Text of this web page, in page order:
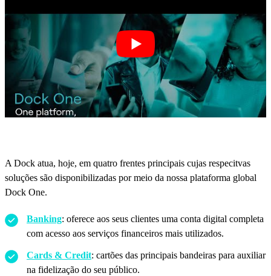
A Dock atua, hoje, em quatro frentes principais cujas respecitvas
soluções são disponibilizadas por meio da nossa plataforma global
Dock One.
Banking: oferece aos seus clientes uma conta digital completa
com acesso aos serviços financeiros mais utilizados.
Cards & Credit: cartões das principais bandeiras para auxiliar
na fidelização do seu público.